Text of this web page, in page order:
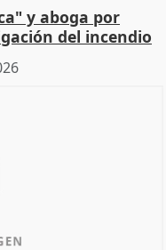
y aboga por
del incendio